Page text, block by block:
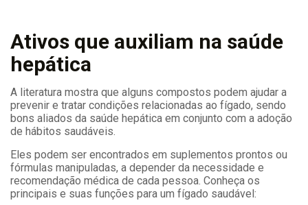
Ativos que auxiliam na saúde
hepática
A literatura mostra que alguns compostos podem ajudar a
prevenir e tratar condições relacionadas ao fígado, sendo
bons aliados da saúde hepática em conjunto com a adoção
de hábitos saudáveis.
Eles podem ser encontrados em suplementos prontos ou
fórmulas manipuladas, a depender da necessidade e
recomendação médica de cada pessoa. Conheça os
principais e suas funções para um fígado saudável: